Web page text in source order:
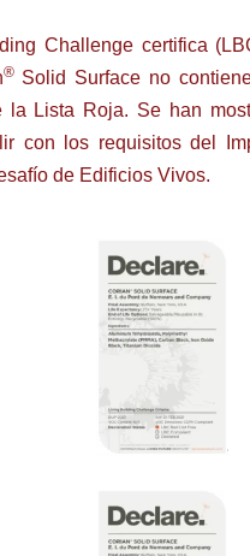
Challenge certifica
®Solid Surface no
la Lista Roja. Se han
con los requisitos del
de Edificios Vivos.